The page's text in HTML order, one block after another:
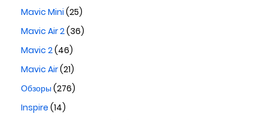
Mavic Mini (25)
Mavic Air 2(36)
Mavic 2(46)
Mavic Air(21)
Обзоры(276)
Inspire (14)